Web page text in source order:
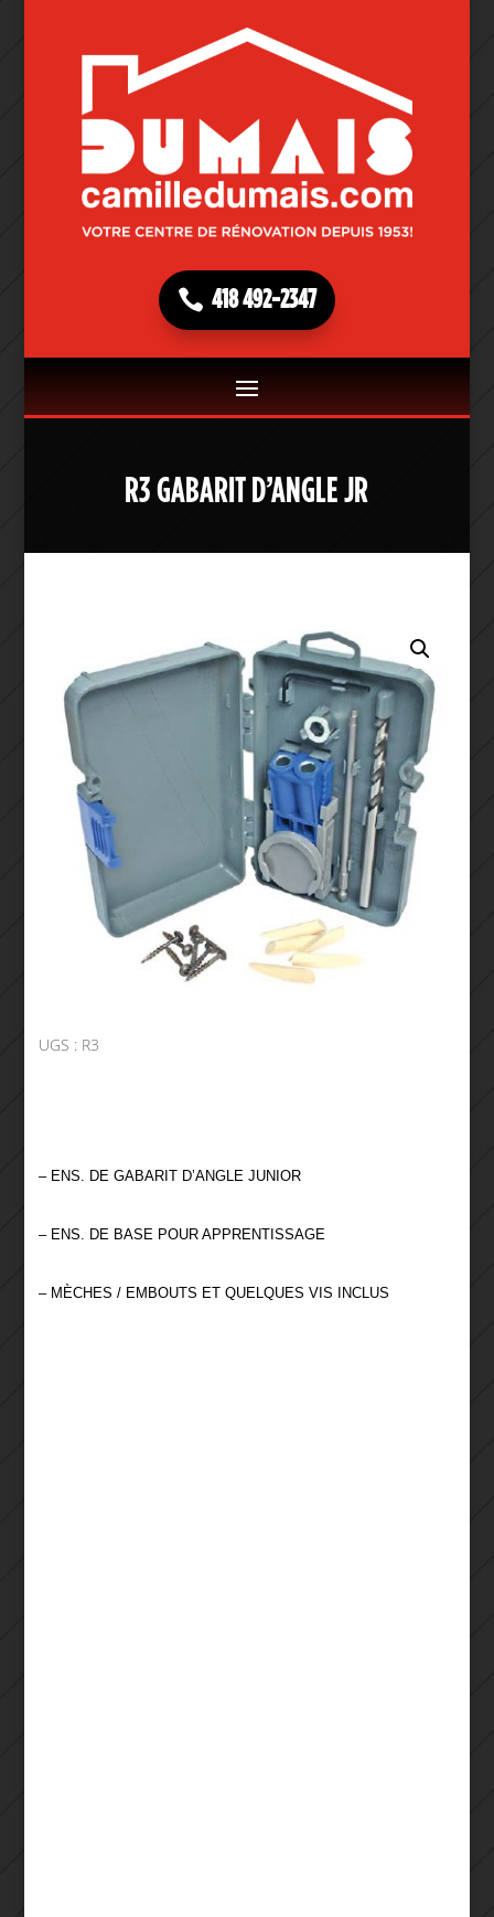
418 492-2347
R3 GABARIT D’ANGLE JR
UGS : R3
– ENS. DE GABARIT D’ANGLE JUNIOR
– ENS. DE BASE POUR APPRENTISSAGE
– MÈCHES / EMBOUTS ET QUELQUES VIS INCLUS